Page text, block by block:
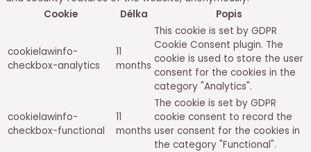
Cookie
Délka Popis
cookielawinfo-
checkbox-analytics
11
months
This cookie is set by GDPR
Cookie Consent plugin. The
cookie is used to store the user
consent for the cookies in the
category "Analytics".
cookielawinfo-
checkbox-functional
11
months
The cookie is set by GDPR
cookie consent to record the
user consent for the cookies in
the category "Functional".